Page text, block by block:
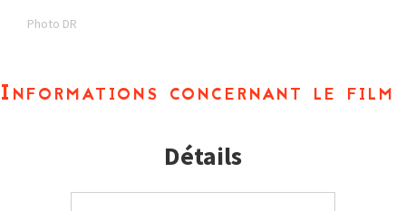
Photo DR
Informations concernant le film
Détails